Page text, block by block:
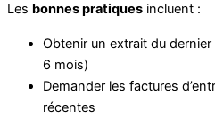
Les bonnes pratiques incluent :
Obtenir un extrait du
6 mois)
Demander les factures
récentes